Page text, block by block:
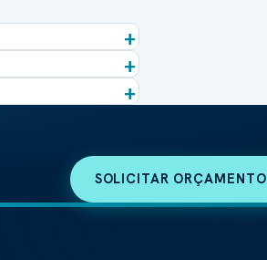
SOLICITAR ORÇAMENTO